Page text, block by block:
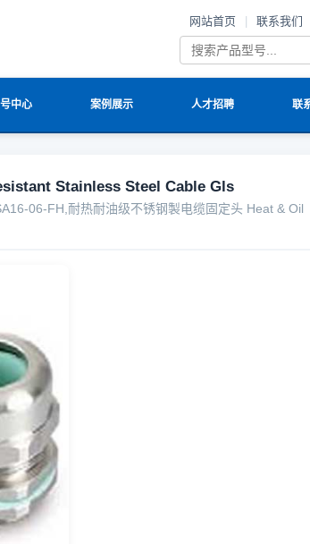
网站首页 联系我们
中心 案例展示 人才招聘 联
Stainless Steel Cable Gls
06-FH,耐热耐油级不锈钢製电缆固定头 Heat & Oil